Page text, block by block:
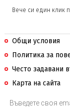
Вече си един клик
Общи условия
Политика за
Често задавани
Карта на сайта